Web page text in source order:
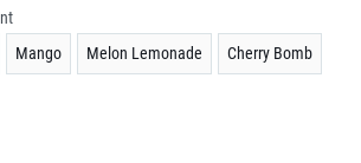
Mango Melon Lemonade Cherry Bomb